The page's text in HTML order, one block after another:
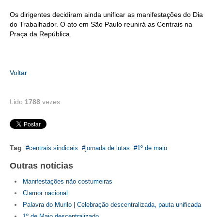
CONTATO
CURSOS
PLATAFORMAS GRATUITAS
BENEFÍCIOS
PLANO DE SAÚDE
SEESPPREV
Os dirigentes decidiram ainda unificar as manifestações do Dia
do Trabalhador. O ato em São Paulo reunirá as Centrais na
Praça da República.
Voltar
Lido 1788 vezes
Tag centrais sindicais jornada de lutas 1º de maio
Outras notícias
Manifestações não costumeiras
Clamor nacional
Palavra do Murilo | Celebração descentralizada, pauta unificada